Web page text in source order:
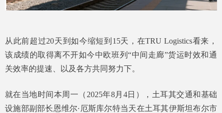
从此前超过20天到如今缩短到15天，在TRU Logistics看来，
该成绩的取得离不开如今中欧班列“中间走廊”货运时效和通
关效率的提速、以及各方共同努力下。
就在当地时间本周一（2025年8月4日），土耳其交通和基础
设施部副部长恩维尔·厄斯库尔特当天在土耳其伊斯坦布尔市